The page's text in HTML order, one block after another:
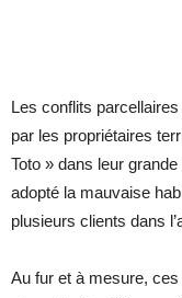
Les conflits
par les propriétaires
Toto » dans leur
adopté la mauvaise
plusieurs clients dans
Au fur et à mesure,